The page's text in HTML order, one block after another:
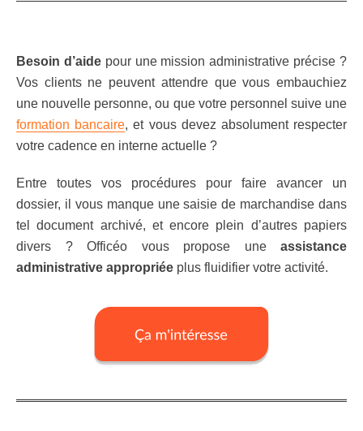
Besoin d’aidepour une mission administrative précise ?
Vos clients ne peuvent attendre que vous embauchiez
une nouvelle personne, ou que votre personnel suive une
formation bancaire, et vous devez absolument respecter
votre cadence en interne actuelle ?
Entre toutes vos procédures pour faire avancer un
dossier, il vous manque une saisie de marchandise dans
tel document archivé, et encore plein d’autres papiers
divers ? Officéo vous propose uneassistance
administrative appropriée plus fluidifier votre activité.